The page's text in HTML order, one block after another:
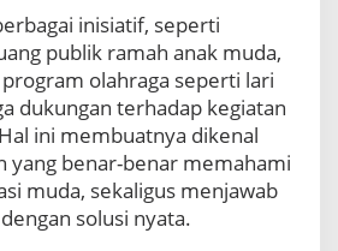
M
i
l
e
n
a
l
K
o
inisiatif, seperti
publik ramah anak muda,
olahraga seperti lari
dukungan terhadap kegiatan
ini membuatnya dikenal
yang benar-benar memahami
muda, sekaligus menjawab
solusi nyata.